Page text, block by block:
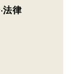
法律